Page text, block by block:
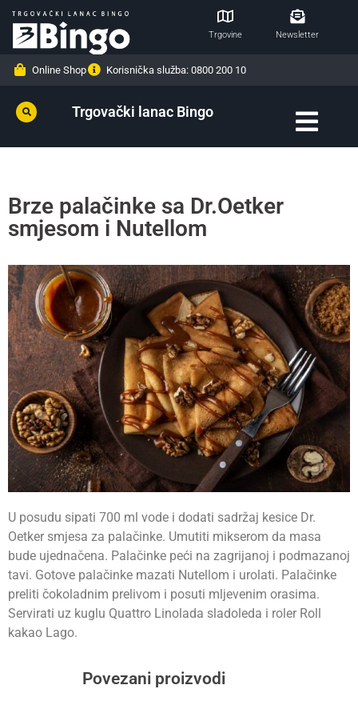
Trgovine Newsletter
Online Shop Korisnička služba: 0800 200 10
Trgovački lanac Bingo
Brze palačinke sa Dr.Oetker
smjesom i Nutellom
U posudu sipati 700 ml vode i dodati sadržaj kesice Dr.
Oetker smjesa za palačinke. Umutiti mikserom da masa
bude ujednačena. Palačinke peći na zagrijanoj i podmazanoj
tavi. Gotove palačinke mazati Nutellom i urolati. Palačinke
preliti čokoladnim prelivom i posuti mljevenim orasima.
Servirati uz kuglu Quattro Linolada sladoleda i roler Roll
kakao Lago.
Povezani proizvodi